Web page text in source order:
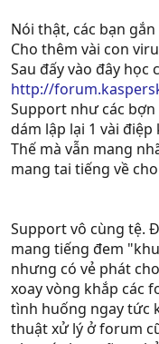
Nói thật, các bạn
Cho thêm vài con
Sau đấy vào đây
http://
Support như các
dám lập lại 1 vài điệp
Thế mà vẫn mang
mang tai tiếng về
Support vô cùng tệ.
mang tiếng đem
nhưng có vẻ phát
xoay vòng khắp các
tình huống ngay tức
thuật xử lý ở forum